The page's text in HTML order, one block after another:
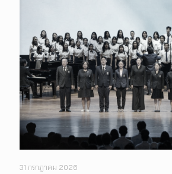
31 กรกฎาคม 2026